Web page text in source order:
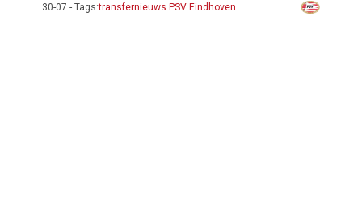
30-07 - Tags:transfernieuws PSV Eindhoven